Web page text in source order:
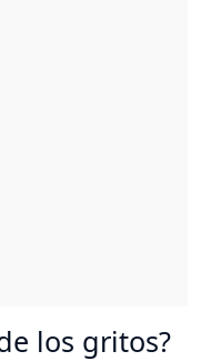
los gritos?